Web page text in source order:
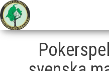
Investigaciones
Genealógicas